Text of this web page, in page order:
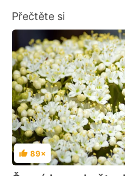
Přečtěte si
Hodnocení
89×